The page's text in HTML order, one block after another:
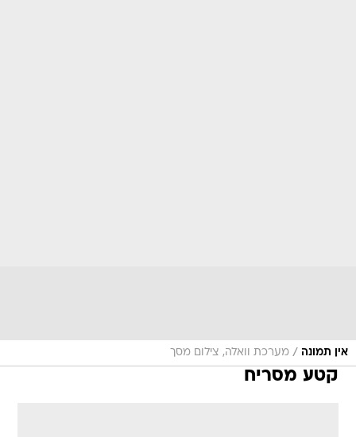
אין תמונה / מערכת וואלה, צילום מסך
קטע מסריח